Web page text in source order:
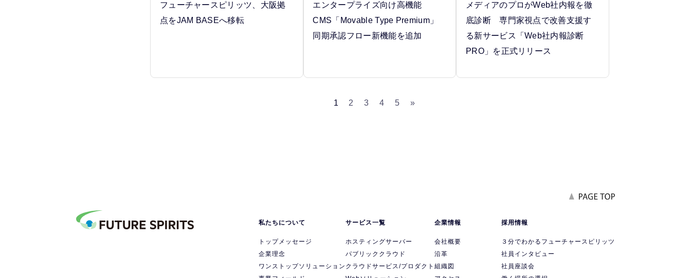
フューチャースピリッツ、大阪拠
点をJAM BASEへ移転
エンタープライズ向け高機能
CMS「Movable Type Premium」
同期承認フロー新機能を追加
メディアのプロがWeb社内報を徹
底診断 専門家視点で改善支援す
る新サービス「Web社内報診断
PRO」を正式リリース
1 2 3 4 5 »
私たちについて
トップメッセージ
企業理念
ワンストップソリューション
サービス一覧
ホスティングサーバー
パブリッククラウド
クラウドサービス/プロダクト
企業情報
会社概要
沿革
組織図
採用情報
３分でわかるフューチャースピリッツ
社員インタビュー
社員座談会